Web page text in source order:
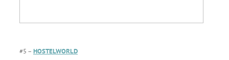
#5 – HOSTELWORLD